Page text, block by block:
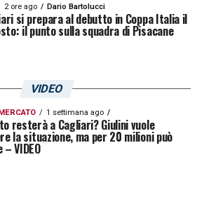
2 ore ago Dario Bartolucci
si prepara al debutto in Coppa Italia il
il punto sulla squadra di Pisacane
VIDEO
1 settimana ago
resterà a Cagliari? Giulini vuole
la situazione, ma per 20 milioni può
VIDEO